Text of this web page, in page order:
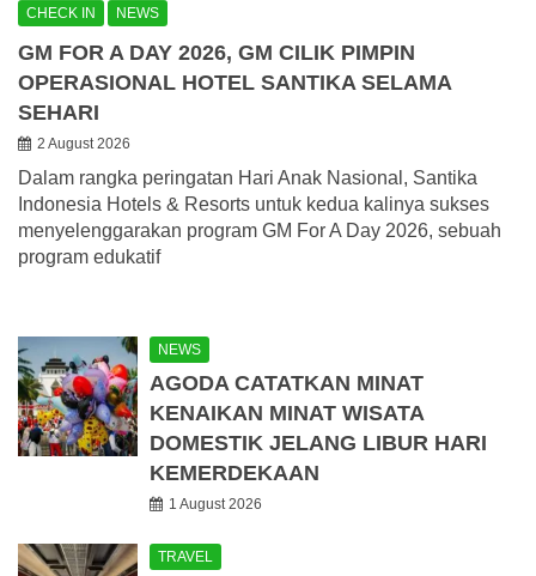
CHECK IN NEWS
GM FOR A DAY 2026, GM CILIK PIMPIN
OPERASIONAL HOTEL SANTIKA SELAMA
SEHARI
2 August 2026
Dalam rangka peringatan Hari Anak Nasional, Santika
Indonesia Hotels & Resorts untuk kedua kalinya sukses
menyelenggarakan program GM For A Day 2026, sebuah
program edukatif
NEWS
AGODA CATATKAN MINAT
KENAIKAN MINAT WISATA
DOMESTIK JELANG LIBUR HARI
KEMERDEKAAN
1 August 2026
TRAVEL